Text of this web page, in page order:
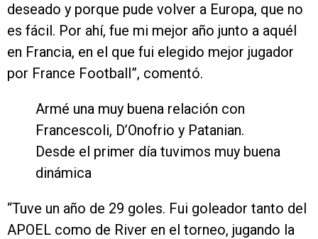
deseado y porque pude volver a Europa, que no
es fácil. Por ahí, fue mi mejor año junto a aquél
en Francia, en el que fui elegido mejor jugador
por France Football”, comentó.
Armé una muy buena relación con
Francescoli, D’Onofrio y Patanian.
Desde el primer día tuvimos muy buena
dinámica
“Tuve un año de 29 goles. Fui goleador tanto del
APOEL como de River en el torneo, jugando la